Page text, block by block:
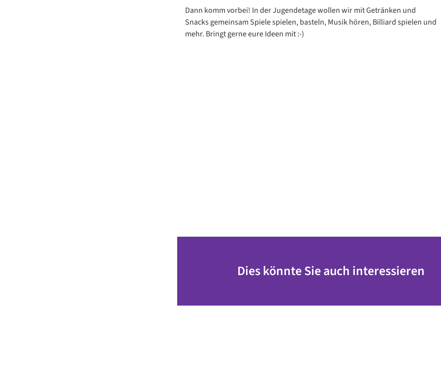
Dann komm vorbei! In der Jugendetage wollen wir mit Getränken und
Snacks gemeinsam Spiele spielen, basteln, Musik hören, Billiard spielen und
mehr. Bringt gerne eure Ideen mit :-)
Dies könnte Sie auch interessieren